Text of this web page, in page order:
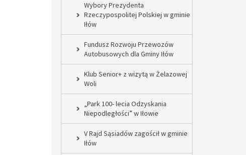
Wybory Prezydenta
Rzeczypospolitej Polskiej w gminie
Iłów
Fundusz Rozwoju Przewozów
Autobusowych dla Gminy Iłów
Klub Senior+ z wizytą w Żelazowej
Woli
„Park 100- lecia Odzyskania
Niepodległości” w Iłowie
V Rajd Sąsiadów zagościł w gminie
Iłów